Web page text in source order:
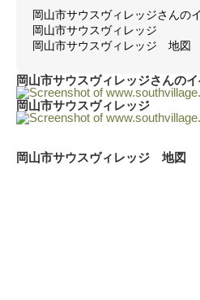
岡山市サウスヴィレッジさんの
岡山市サウスヴィレッジ
岡山市サウスヴィレッジ 地図
岡山市サウスヴィレッジさんの
岡山市サウスヴィレッジ
岡山市サウスヴィレッジ 地図